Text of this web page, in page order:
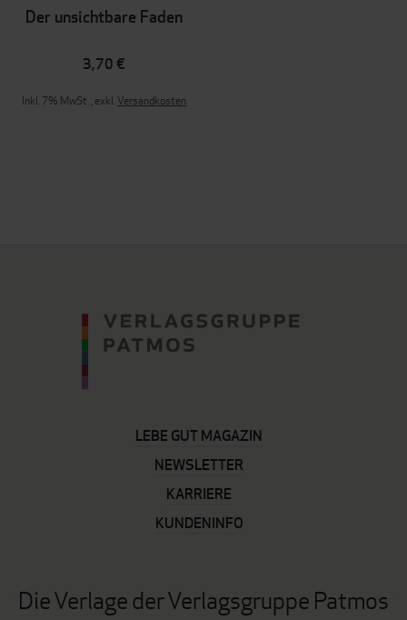
Der unsichtbare Faden
3,70 €
Inkl. 7% MwSt.,exkl.Versandkosten
LEBE GUT MAGAZIN
NEWSLETTER
KARRIERE
KUNDENINFO
Die Verlage der Verlagsgruppe Patmos